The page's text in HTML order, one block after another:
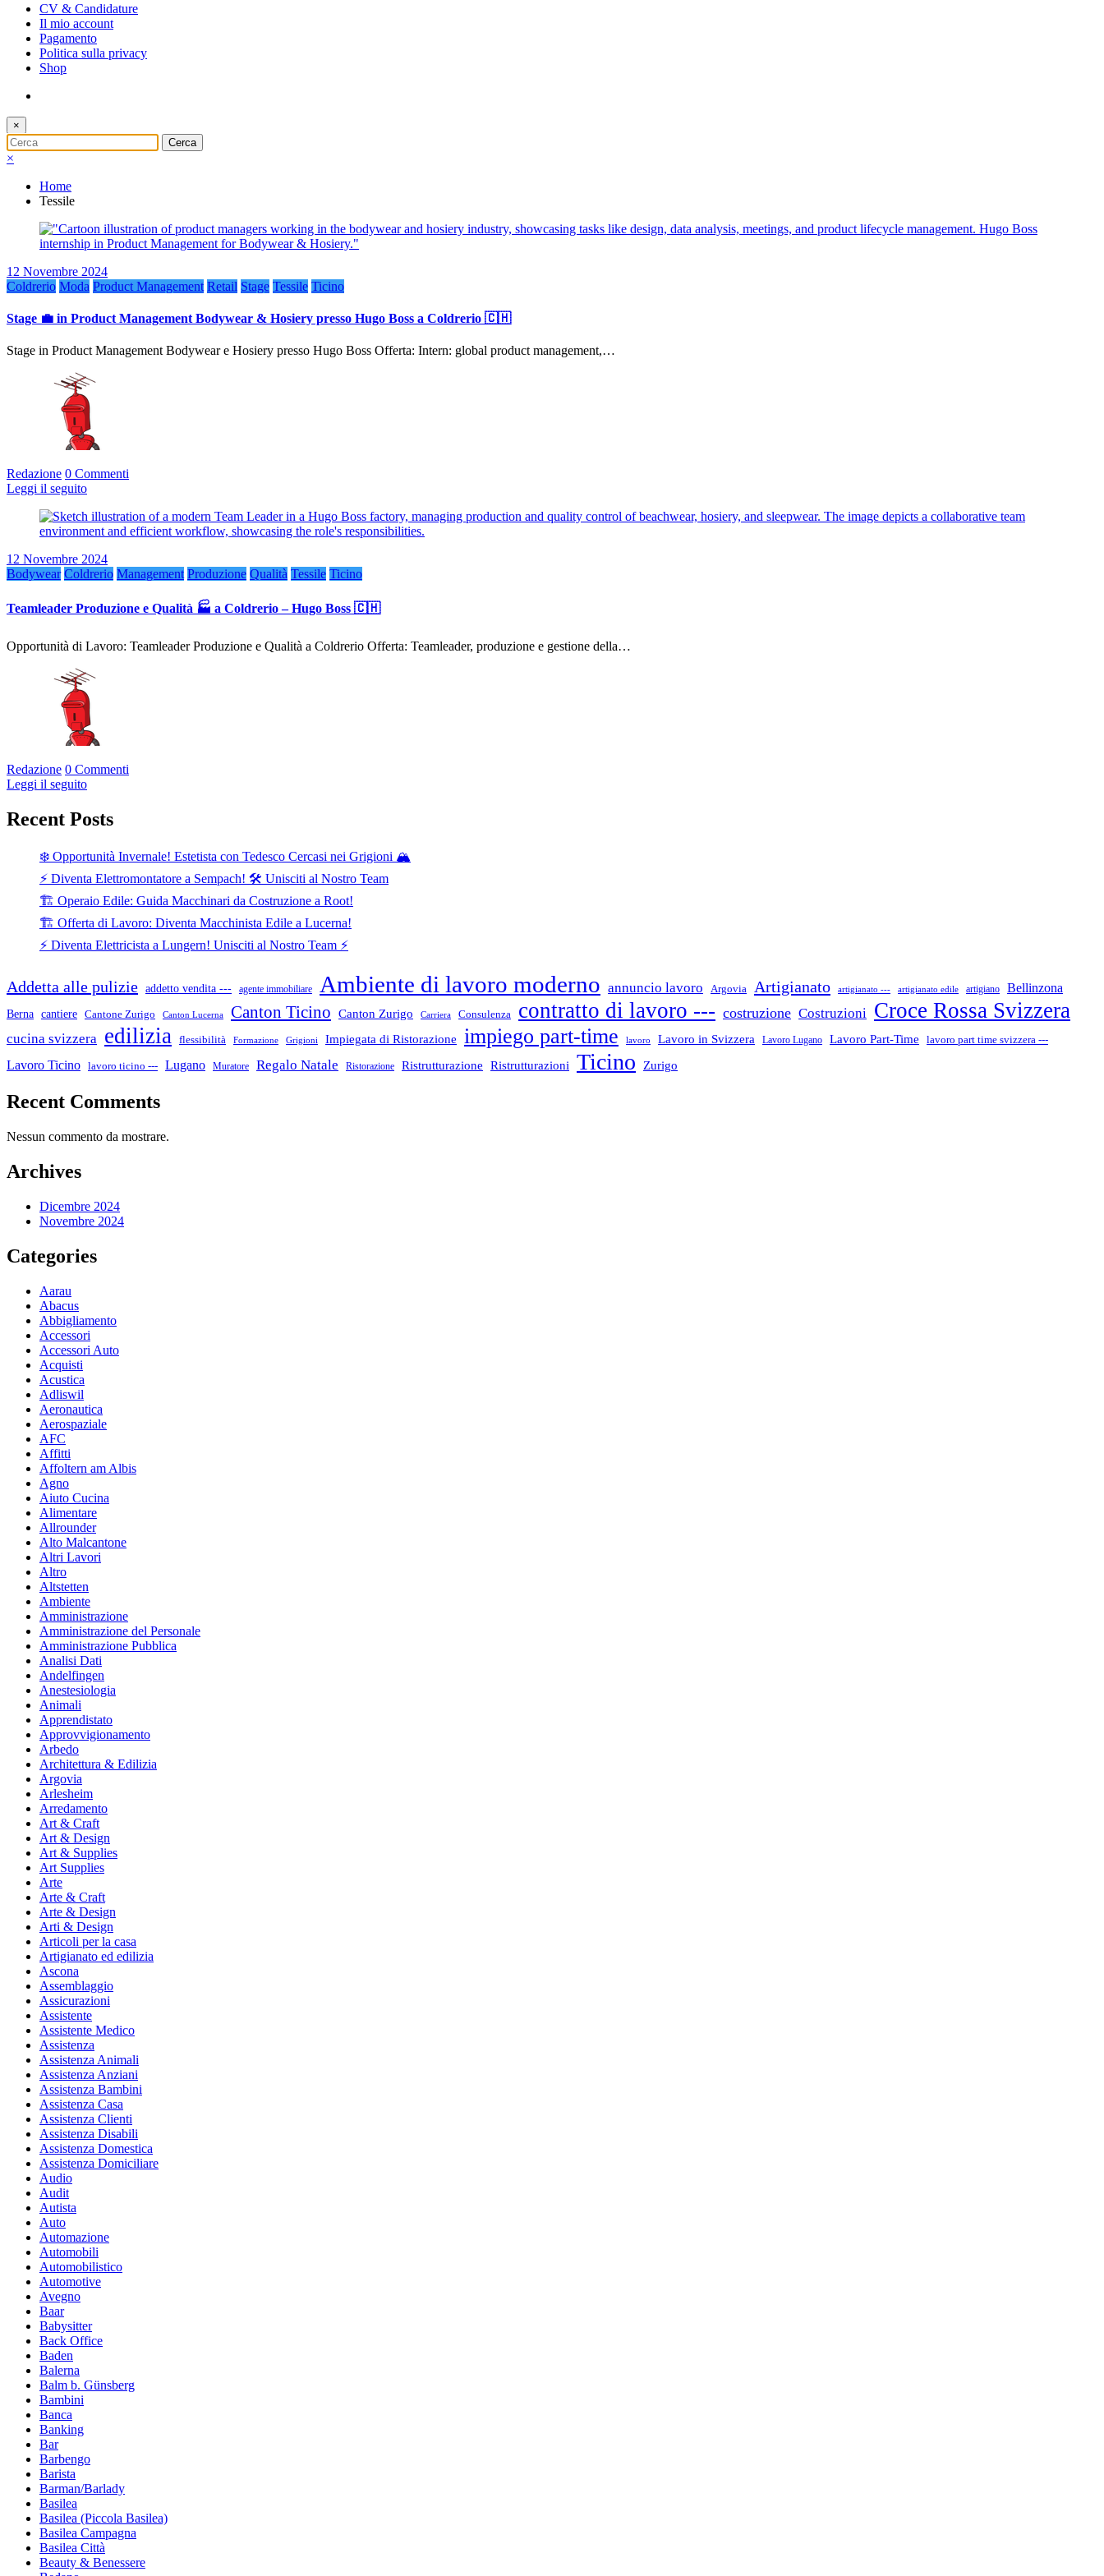
CV & Candidature
Il mio account
Pagamento
Politica sulla privacy
Shop
×
×
Home
Tessile
12 Novembre 2024
Coldrerio Moda Product Management Retail Stage Tessile Ticino
Stage 💼 in Product Management Bodywear & Hosiery presso Hugo Boss a Coldrerio 🇨🇭
Stage in Product Management Bodywear e Hosiery presso Hugo Boss Offerta: Intern: global product management,…
Redazione 0 Commenti
Leggi il seguito
12 Novembre 2024
Bodywear Coldrerio Management Produzione Qualità Tessile Ticino
Teamleader Produzione e Qualità 🏭 a Coldrerio – Hugo Boss 🇨🇭
Opportunità di Lavoro: Teamleader Produzione e Qualità a Coldrerio Offerta: Teamleader, produzione e gestione della…
Redazione 0 Commenti
Leggi il seguito
Recent Posts
❄️ Opportunità Invernale! Estetista con Tedesco Cercasi nei Grigioni 🏔️
⚡ Diventa Elettromontatore a Sempach! 🛠️ Unisciti al Nostro Team
🏗️ Operaio Edile: Guida Macchinari da Costruzione a Root!
🏗️ Offerta di Lavoro: Diventa Macchinista Edile a Lucerna!
⚡ Diventa Elettricista a Lungern! Unisciti al Nostro Team ⚡
Addetta alle pulizie addetto vendita --- agente immobiliare Ambiente di lavoro moderno annuncio lavoro Argovia Artigianato artigianato --- artigianato edile artigiano Bellinzona
Berna cantiere Cantone Zurigo Canton Lucerna Canton Ticino Canton Zurigo Carriera Consulenza contratto di lavoro --- costruzione Costruzioni Croce Rossa Svizzera
cucina svizzera edilizia flessibilità Formazione Grigioni Impiegata di Ristorazione impiego part-time lavoro Lavoro in Svizzera Lavoro Lugano Lavoro Part-Time lavoro part time svizzera ---
Lavoro Ticino lavoro ticino --- Lugano Muratore Regalo Natale Ristorazione Ristrutturazione Ristrutturazioni Ticino Zurigo
Recent Comments
Nessun commento da mostrare.
Archives
Dicembre 2024
Novembre 2024
Categories
Aarau
Abacus
Abbigliamento
Accessori
Accessori Auto
Acquisti
Acustica
Adliswil
Aeronautica
Aerospaziale
AFC
Affitti
Affoltern am Albis
Agno
Aiuto Cucina
Alimentare
Allrounder
Alto Malcantone
Altri Lavori
Altro
Altstetten
Ambiente
Amministrazione
Amministrazione del Personale
Amministrazione Pubblica
Analisi Dati
Andelfingen
Anestesiologia
Animali
Apprendistato
Approvvigionamento
Arbedo
Architettura & Edilizia
Argovia
Arlesheim
Arredamento
Art & Craft
Art & Design
Art & Supplies
Art Supplies
Arte
Arte & Craft
Arte & Design
Arti & Design
Articoli per la casa
Artigianato ed edilizia
Ascona
Assemblaggio
Assicurazioni
Assistente
Assistente Medico
Assistenza
Assistenza Animali
Assistenza Anziani
Assistenza Bambini
Assistenza Casa
Assistenza Clienti
Assistenza Disabili
Assistenza Domestica
Assistenza Domiciliare
Audio
Audit
Autista
Auto
Automazione
Automobili
Automobilistico
Automotive
Avegno
Baar
Babysitter
Back Office
Baden
Balerna
Balm b. Günsberg
Bambini
Banca
Banking
Bar
Barbengo
Barista
Barman/Barlady
Basilea
Basilea (Piccola Basilea)
Basilea Campagna
Basilea Città
Beauty & Benessere